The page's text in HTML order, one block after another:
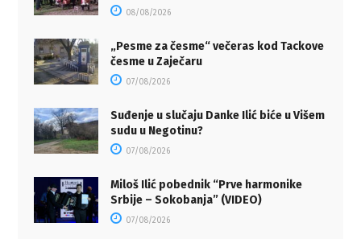
08/08/2026
„Pesme za česme“ večeras kod Tackove
česme u Zaječaru
07/08/2026
Suđenje u slučaju Danke Ilić biće u Višem
sudu u Negotinu?
07/08/2026
Miloš Ilić pobednik “Prve harmonike
Srbije – Sokobanja” (VIDEO)
07/08/2026